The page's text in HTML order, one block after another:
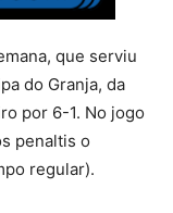
que serviu
do Granja, da
por 6-1. No jogo
penaltis o
regular).